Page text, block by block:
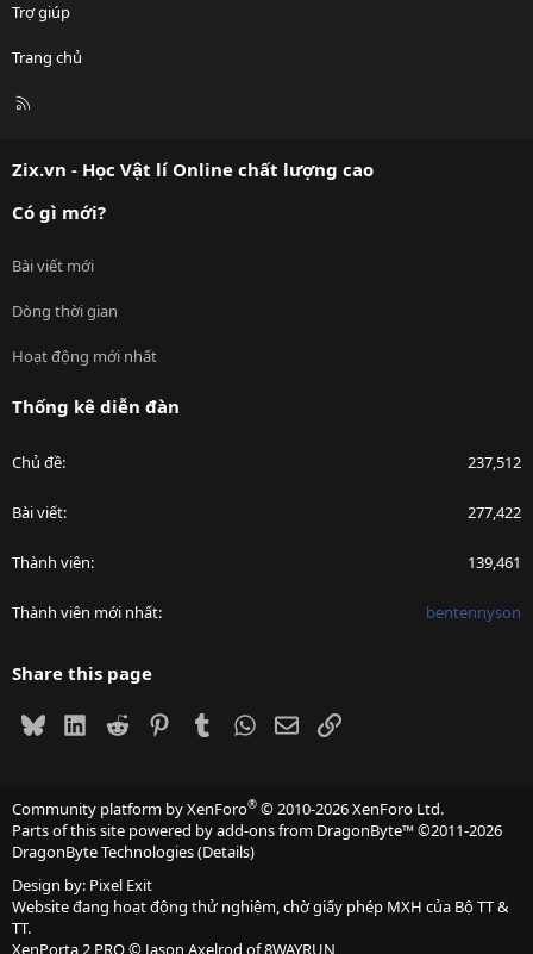
Trợ giúp
Trang chủ
R
Zix.vn - Học Vật lí Online chất lượng cao
Có gì mới?
Bài viết mới
Dòng thời gian
Hoạt động mới nhất
Thống kê diễn đàn
Chủ đề 237,512
Bài viết 277,422
Thành viên 139,461
Thành viên mới nhất bentennyson
Share this page
BlueskyLinkedIn
Reddit PinterestTumblrWhatsApp
EmailLink
Community platform by XenForo® © 2010-2026 XenForo Ltd.
Parts of this site powered byadd-ons from DragonByte™©2011-2026
DragonByte Technologies(Details)
Design by: Pixel Exit
Website đang hoạt động thử nghiệm, chờ giấy phép MXH của Bộ TT &
TT.
XenPorta 2 PRO© Jason Axelrod of8WAYRUN